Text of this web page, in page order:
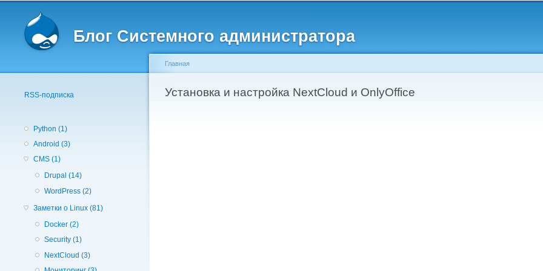
Блог Системного администратора
RSS-подписка
Python (1)
Android (3)
CMS (1)
Drupal (14)
WordPress (2)
Заметки о Linux (81)
Docker (2)
Security (1)
NextCloud (3)
Вы здесь
Главная
Установка и настройка NextCloud и OnlyOffice